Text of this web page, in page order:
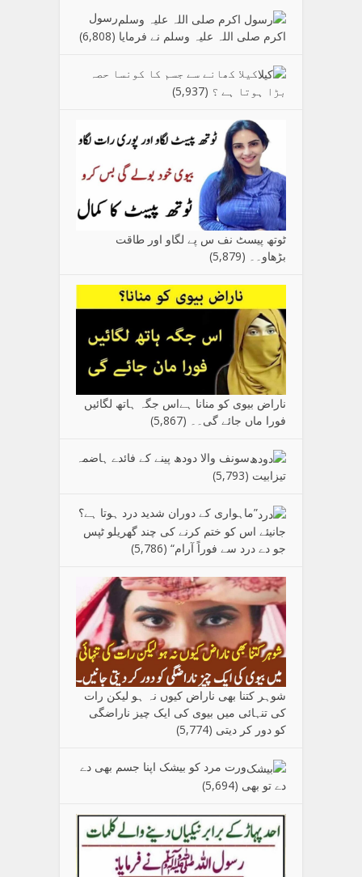
رسول
اکرم صلی اللہ علیہ وسلم نے فرمایا (6,808)
کیلا کھانے سے جسم کا کونسا حصہ
بڑا ہوتا ہے ؟ (5,937)
ٹوتھ پیسٹ نف س پے لگاو اور طاقت
بڑھاو۔۔
(5,879)
ناراض بیوی کو منانا ہےاس جگہ ہاتھ لگائیں
فورا ماں جائے گی۔۔
(5,867)
سونف والا دودھ پینے کے فائدے ہاضمہ
تیزابیت (5,793)
”ماہواری کے دوران شدید درد ہوتا ہے؟
جانیئے اس کو ختم کرنے کی چند گھریلو ٹپس
جو دے درد سے فوراً آرام“ (5,786)
شوہر کتنا بھی ناراض کیوں نہ ہو لیکن رات
کی تنہائی میں بیوی کی ایک چیز ناراضگی
کو دور کر دیتی (5,774)
ورت مرد کو بیشک اپنا جسم بھی دے
دے تو بھی (5,694)